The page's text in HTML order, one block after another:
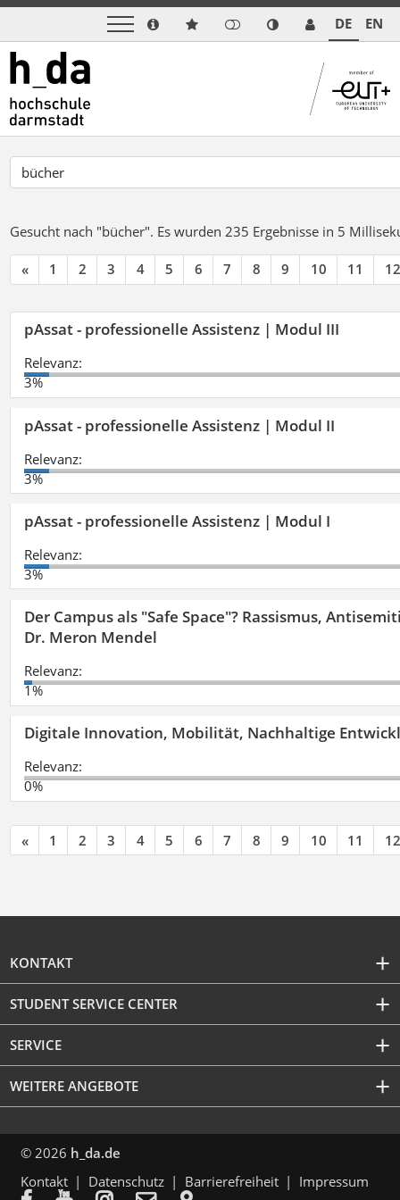
DE EN
Gesucht nach "bücher". Es wurden 235 Ergebnisse in 5
« 1 2 3 4 5 6 7 8 9 10 11 12
pAssat - professionelle Assistenz | Modul III
Relevanz:
3%
pAssat - professionelle Assistenz | Modul II
Relevanz:
3%
pAssat - professionelle Assistenz | Modul I
Relevanz:
3%
Der Campus als "Safe Space"? Rassismus,
Dr. Meron Mendel
Relevanz:
1%
Digitale Innovation, Mobilität, Nachhaltige
Relevanz:
0%
« 1 2 3 4 5 6 7 8 9 10 11 12
KONTAKT
STUDENT SERVICE CENTER
SERVICE
WEITERE ANGEBOTE
© 2026 h_da.de
Kontakt
Datenschutz Barrierefreiheit Impressum